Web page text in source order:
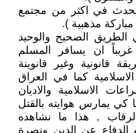
يحدث في اكثر من مجتمع
مذهبية ).
الطريق الصحيح والوحيد
ان يسافر المسلم
قانونية وغير قانوينة
كما في العراق
الاسلامية والاديان
كي يمارس هوايته بالقتل
, هذا ما نشاهده
عن الدين ونصرة